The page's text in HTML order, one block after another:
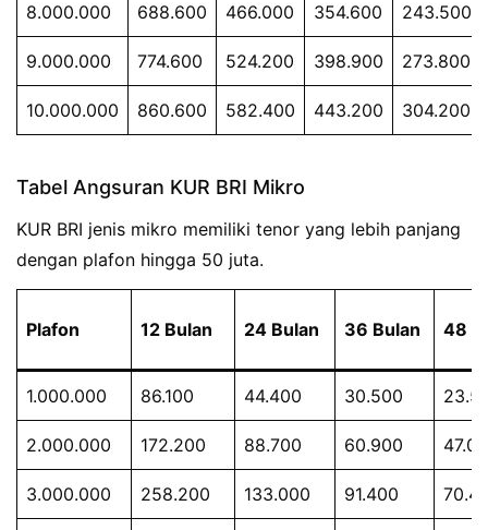
8.000.000 688.600 466.000 354.600 243.500
9.000.000 774.600 524.200 398.900 273.800
10.000.000 860.600 582.400 443.200 304.200
Tabel Angsuran KUR BRI Mikro
KUR BRI jenis mikro memiliki tenor yang lebih panjang
dengan plafon hingga 50 juta.
Plafon 12 Bulan 24 Bulan 36 Bulan 48
1.000.000 86.100 44.400 30.500
2.000.000 172.200 88.700 60.900
3.000.000 258.200 133.000 91.400